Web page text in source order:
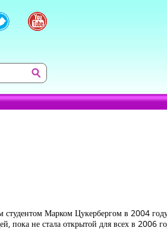
Марком Цукербергом в 2004
пока не стала открытой для всех в 2006